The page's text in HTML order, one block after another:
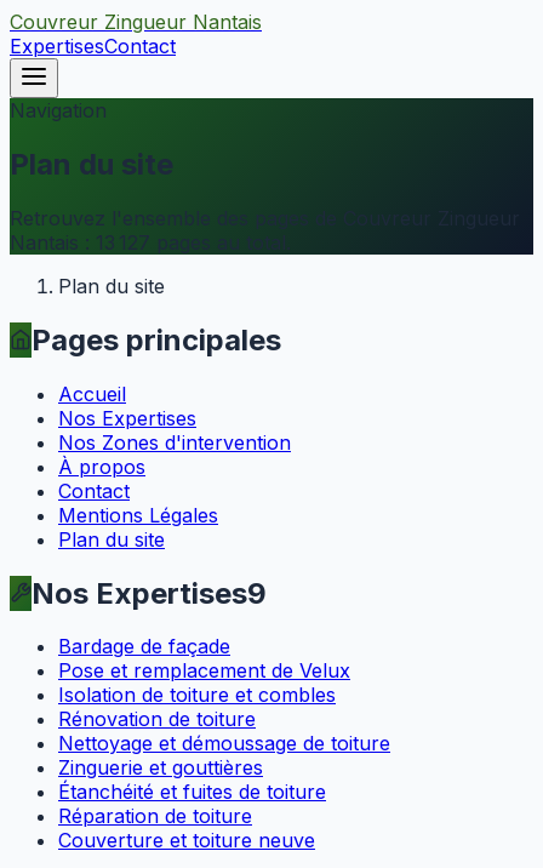
Couvreur Zingueur Nantais
ExpertisesContact
Navigation
Plan du site
Retrouvez l'ensemble des pages de
Nantais : 13 127 pages au total.
Plan du site
Pages principales
Accueil
Nos Expertises
Nos Zones d'intervention
À propos
Contact
Mentions Légales
Plan du site
Nos Expertises9
Bardage de façade
Pose et remplacement de Velux
Isolation de toiture et combles
Rénovation de toiture
Nettoyage et démoussage de toiture
Zinguerie et gouttières
Étanchéité et fuites de toiture
Réparation de toiture
Couverture et toiture neuve